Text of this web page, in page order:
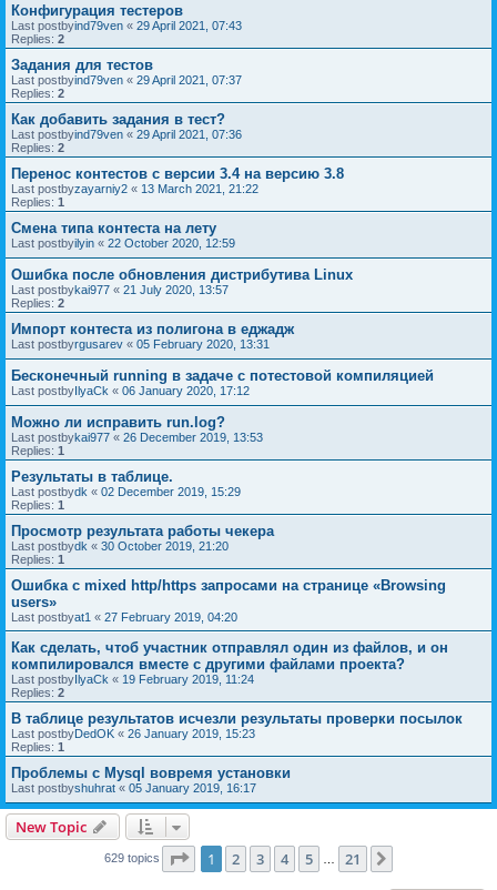
Конфигурация тестеров
Last postbyind79ven « 29 April 2021, 07:43
Replies: 2
Задания для тестов
Last postbyind79ven « 29 April 2021, 07:37
Replies: 2
Как добавить задания в тест?
Last postbyind79ven « 29 April 2021, 07:36
Replies: 2
Перенос контестов с версии 3.4 на версию 3.8
Last postbyzayarniy2 « 13 March 2021, 21:22
Replies: 1
Смена типа контеста на лету
Last postbyilyin « 22 October 2020, 12:59
Ошибка после обновления дистрибутива Linux
Last postbykai977 « 21 July 2020, 13:57
Replies: 2
Импорт контеста из полигона в еджадж
Last postbyrgusarev « 05 February 2020, 13:31
Бесконечный running в задаче с потестовой компиляцией
Last postbyIlyaCk « 06 January 2020, 17:12
Можно ли исправить run.log?
Last postbykai977 « 26 December 2019, 13:53
Replies: 1
Результаты в таблице.
Last postbydk « 02 December 2019, 15:29
Replies: 1
Просмотр результата работы чекера
Last postbydk « 30 October 2019, 21:20
Replies: 1
Ошибка с mixed http/https запросами на странице «Browsing
users»
Last postbyat1 « 27 February 2019, 04:20
Как сделать, чтоб участник отправлял один из файлов, и он
компилировался вместе с другими файлами проекта?
Last postbyIlyaCk « 19 February 2019, 11:24
Replies: 2
В таблице результатов исчезли результаты проверки посылок
Last postbyDedOK « 26 January 2019, 15:23
Replies: 1
Проблемы с Mysql вовремя установки
Last postbyshuhrat « 05 January 2019, 16:17
New Topic
629 topics Page 1of 21
1 2 3 4 5 21